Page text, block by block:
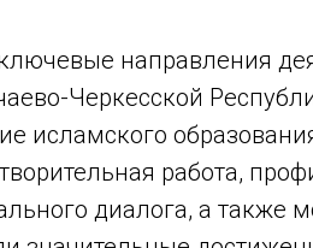
направления
Черкесской
исламского
работа,
диалога, а также